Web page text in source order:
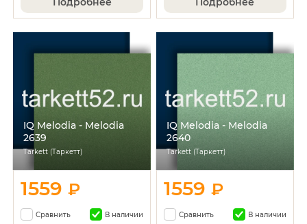
IQ Melodia - Melodia
2639
Tarkett (Таркетт)
1559₽
Сравнить В наличии
IQ Melodia - Melodia
2640
Tarkett (Таркетт)
1559₽
Сравнить В наличии